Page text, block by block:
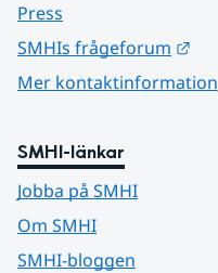
Press
SMHIs frågeforum
Mer kontaktinformation
SMHI-länkar
Jobba på SMHI
Om SMHI
SMHI-bloggen